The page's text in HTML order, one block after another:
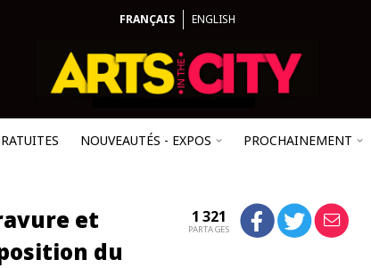
FRANÇAIS ENGLISH
NOUVEAUTÉS - EXPOS PROCHAINEMENT
et
du
1 321
PARTAGES